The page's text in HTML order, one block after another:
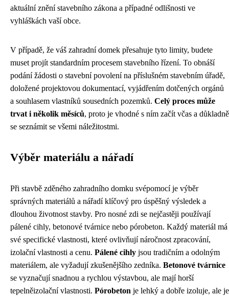
aktuální znění stavebního zákona a případné odlišnosti ve
vyhláškách vaší obce.
V případě, že váš zahradní domek přesahuje tyto limity, budete
muset projít standardním procesem stavebního řízení. To obnáší
podání žádosti o stavební povolení na příslušném stavebním úřadě,
doložené projektovou dokumentací, vyjádřením dotčených orgánů
a souhlasem vlastníků sousedních pozemků. Celý proces může
trvat i několik měsíců, proto je vhodné s ním začít včas a důkladně
se seznámit se všemi náležitostmi.
Výběr materiálu a nářadí
Při stavbě zděného zahradního domku svépomocí je výběr
správných materiálů a nářadí klíčový pro úspěšný výsledek a
dlouhou životnost stavby. Pro nosné zdi se nejčastěji používají
pálené cihly, betonové tvárnice nebo pórobeton. Každý materiál má
své specifické vlastnosti, které ovlivňují náročnost zpracování,
izolační vlastnosti a cenu. Pálené cihly jsou tradičním a odolným
materiálem, ale vyžadují zkušenějšího zedníka. Betonové tvárnice
se vyznačují snadnou a rychlou výstavbou, ale mají horší
tepelněizolační vlastnosti. Pórobeton je lehký a dobře izoluje, ale je